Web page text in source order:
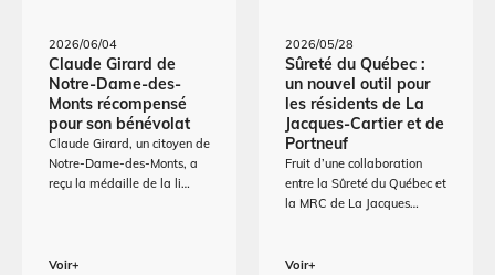
2026/06/04
Claude Girard de
Notre-Dame-des-
Monts récompensé
pour son bénévolat
Claude Girard, un citoyen de
Notre-Dame-des-Monts, a
reçu la médaille de la li…
Voir+
2026/05/28
Sûreté du Québec :
un nouvel outil pour
les résidents de La
Jacques-Cartier et de
Portneuf
Fruit d’une collaboration
entre la Sûreté du Québec et
la MRC de La Jacques…
Voir+